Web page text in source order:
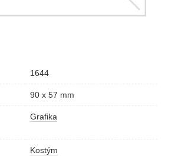
1644
90 x 57 mm
Grafika
Kostým